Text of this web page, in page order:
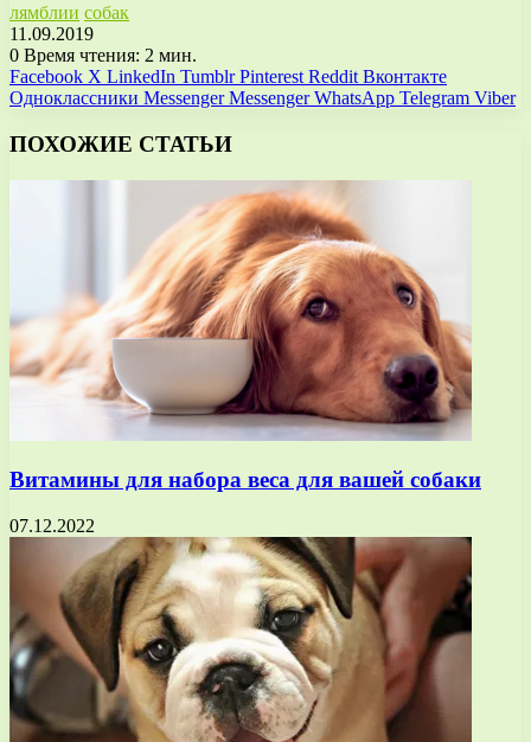
лямблии собак
11.09.2019
0 Время чтения: 2 мин.
Facebook X LinkedIn Tumblr Pinterest Reddit Вконтакте
Одноклассники Messenger Messenger WhatsApp Telegram Viber
ПОХОЖИЕ СТАТЬИ
Витамины для набора веса для вашей собаки
07.12.2022